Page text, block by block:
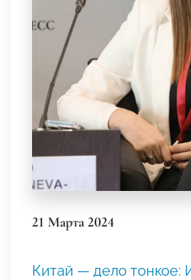
21 Марта 2024
Китай — дело тонкое: